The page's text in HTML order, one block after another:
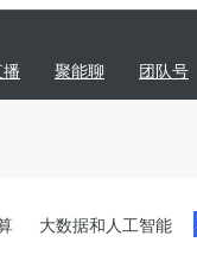
聚能聊 团队号
大数据和人工智能